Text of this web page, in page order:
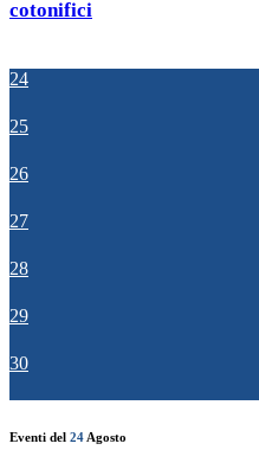
cotonifici
24
25
26
27
28
29
30
Eventi del 24 Agosto